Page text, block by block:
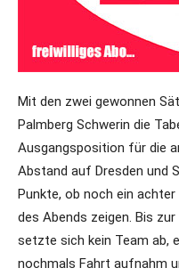
Mit den zwei gewonnen
Palmberg Schwerin die
Ausgangsposition für die
Abstand auf Dresden und
Punkte, ob noch ein
des Abends zeigen. Bis
setzte sich kein Team ab,
nochmals Fahrt aufnahm